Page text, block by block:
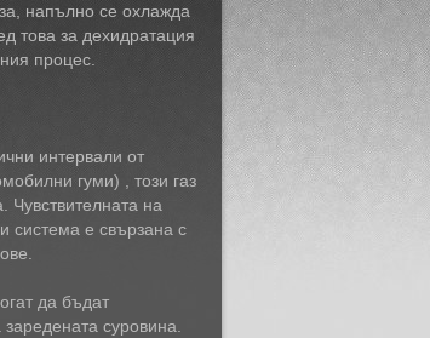
напълно се охлажда
това за дехидратация
процес.
интервали от
гуми) , този газ
Чувствителната на
система е свързана с
да бъдат
суровина.